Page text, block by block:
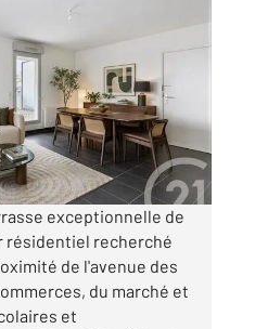
vendre
€
exceptionnelle de
résidentiel recherché
de l'avenue des
du marché et
et